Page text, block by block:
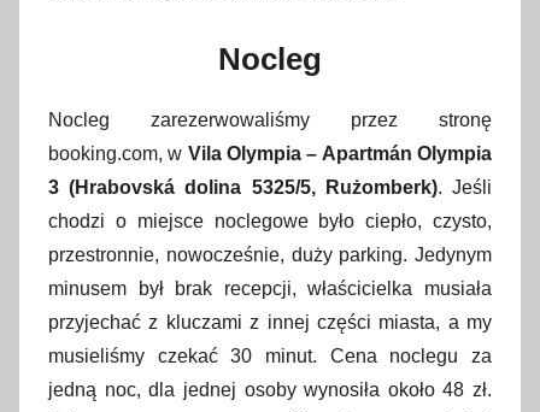
Nocleg
Nocleg zarezerwowaliśmy przez stronę
booking.com, w Vila Olympia – Apartmán Olympia
3 (Hrabovská dolina 5325/5, Rużomberk). Jeśli
chodzi o miejsce noclegowe było ciepło, czysto,
przestronnie, nowocześnie, duży parking. Jedynym
minusem był brak recepcji, właścicielka musiała
przyjechać z kluczami z innej części miasta, a my
musieliśmy czekać 30 minut. Cena noclegu za
jedną noc, dla jednej osoby wynosiła około 48 zł.